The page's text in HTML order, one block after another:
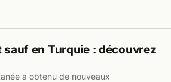
en Turquie : découvrez
a obtenu de nouveaux